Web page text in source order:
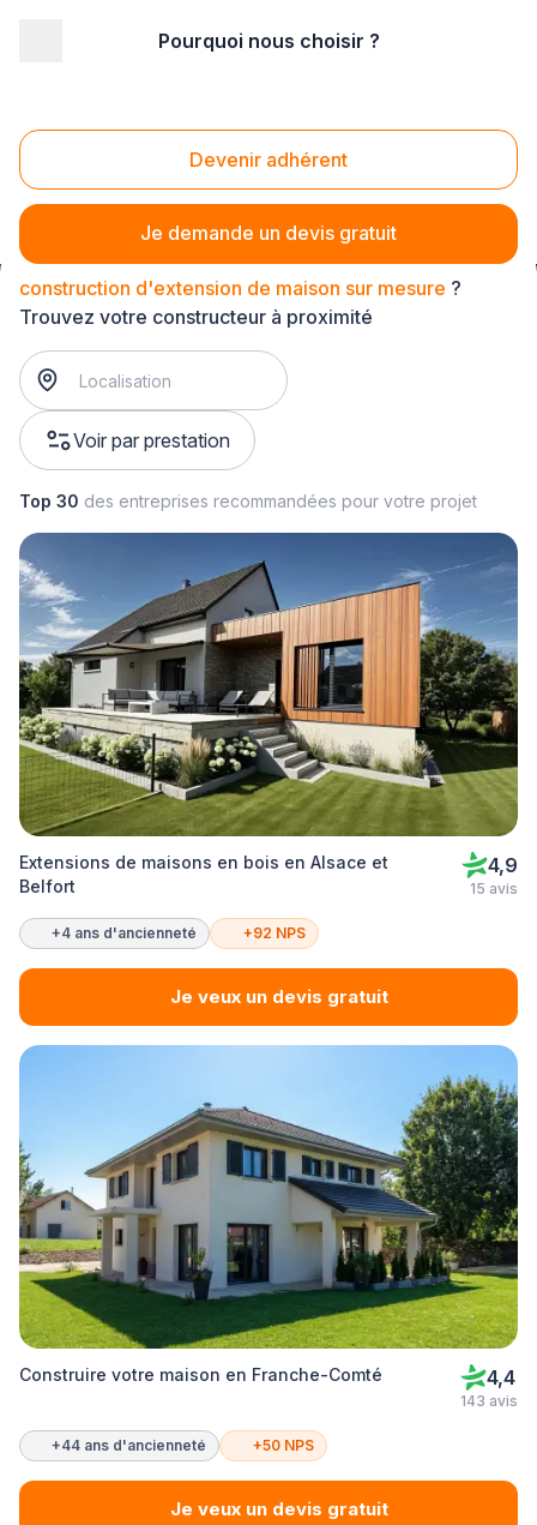
Pourquoi nous choisir ?
Devenir adhérent
Je demande un devis gratuit
Construction d'extension de maison sur mesure
construction d'extension de maison sur mesure ?
Trouvez votre constructeur à proximité
Voir par prestation
Top 30 des entreprises recommandées pour votre projet
Extensions de maisons en bois en Alsace et
Belfort
4,9
15 avis
+4 ans d'ancienneté +92 NPS
Je veux un devis gratuit
Construire votre maison en Franche-Comté 4,4
143 avis
+44 ans d'ancienneté +50 NPS
Je veux un devis gratuit